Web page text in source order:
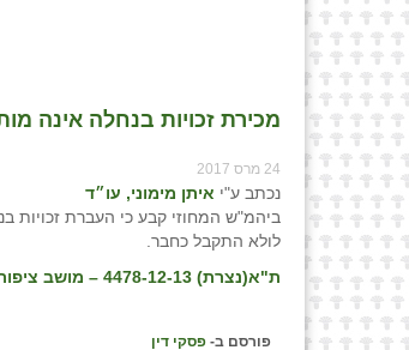
מכירת זכויות בנחלה אינה
24 מרס 2017
נכתב ע"י איתן מימוני, עו״ד
ביהמ"ש המחוזי קבע כי העברת זכויות
לולא התקבל כחבר.
ת"א(נצרת) 4478-12-13 – מושב ציפורי נ' ביתן ואח', פס״ד מיום 13/03/2017
פורסם ב- פסקי דין